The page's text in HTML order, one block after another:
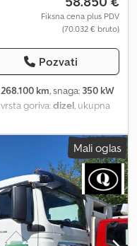
ALUMINIJUMSKI
VELIKI
DEUTSCH
Fiksna cena plus PDV
(70.032 € bruto)
Pozvati
268.100 km, snaga: 350 kW
vrsta goriva:dizel, ukupna
prenosa:automatski,
5.000 mm
, visina tovarnog prostora:
ABS, dizalica, klima
kiper Csdpfevh Dnvsx Ac
mm * M kabina Naša
HU/AU/SP-
pravo na greške i
Mali oglas